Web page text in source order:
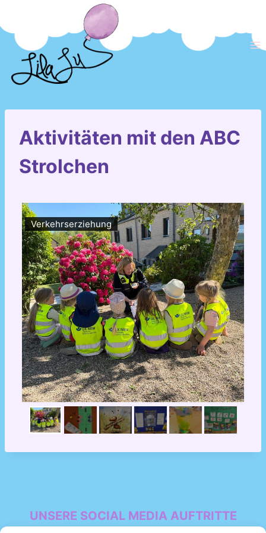
Inhalt
springen
Aktivitäten mit den ABC
Strolchen
Verkehrserziehung
UNSERE SOCIAL MEDIA AUFTRITTE